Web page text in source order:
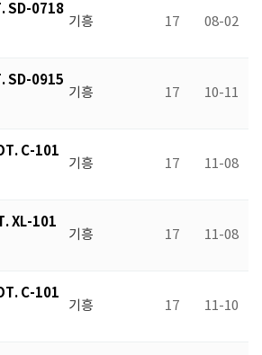
SD-0718
기흥 17 08-02
SD-0915
기흥 17 10-11
C-101
기흥 17 11-08
XL-101
기흥 17 11-08
C-101
기흥 17 11-10